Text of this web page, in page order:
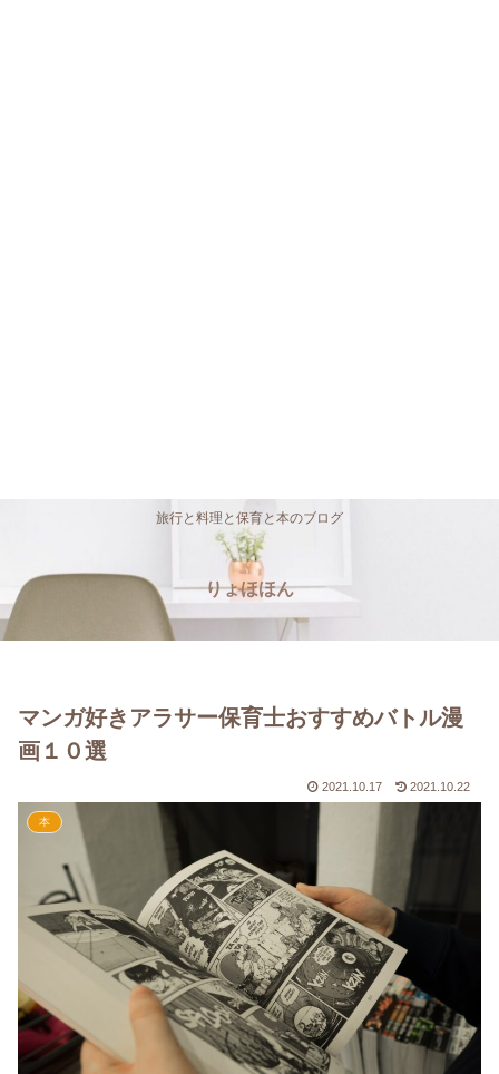
旅行と料理と保育と本のブログ
りょほほん
マンガ好きアラサー保育士おすすめバトル漫
画１０選
2021.10.17 2021.10.22
本